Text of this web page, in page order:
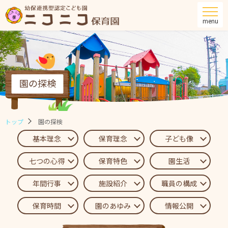
menu
園の探検
トップ 園の探検
基本理念 保育理念 子ども像
七つの心得 保育特色 園生活
年間行事 施設紹介 職員の構成
保育時間 園のあゆみ 情報公開